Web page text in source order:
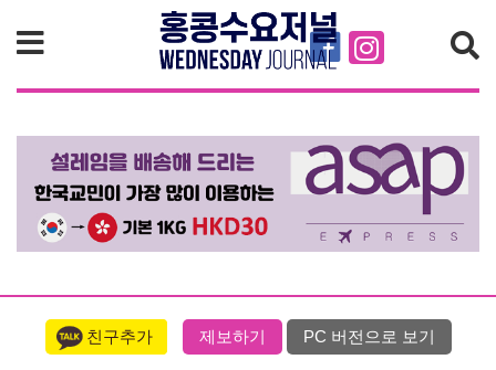
친구추가 제보하기 PC 버전으로 보기